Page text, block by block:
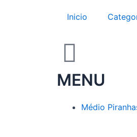
Inicio
MENU
Médio